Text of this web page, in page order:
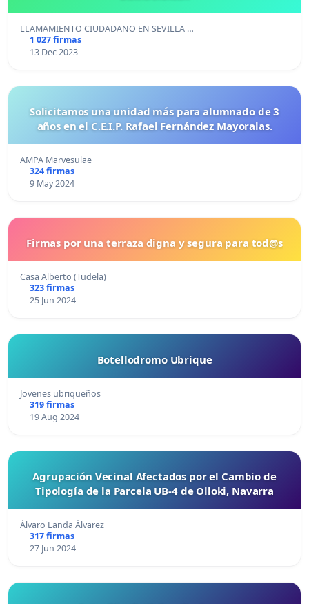
LLAMAMIENTO CIUDADANO EN SEVILLA …
1 027 firmas
13 Dec 2023
Solicitamos una unidad más para alumnado de 3
años en el C.E.I.P. Rafael Fernández Mayoralas.
AMPA Marvesulae
324 firmas
9 May 2024
Firmas por una terraza digna y segura para tod@s
Casa Alberto (Tudela)
323 firmas
25 Jun 2024
Botellodromo Ubrique
Jovenes ubriqueños
319 firmas
19 Aug 2024
Agrupación Vecinal Afectados por el Cambio de
Tipología de la Parcela UB-4 de Olloki, Navarra
Álvaro Landa Álvarez
317 firmas
27 Jun 2024